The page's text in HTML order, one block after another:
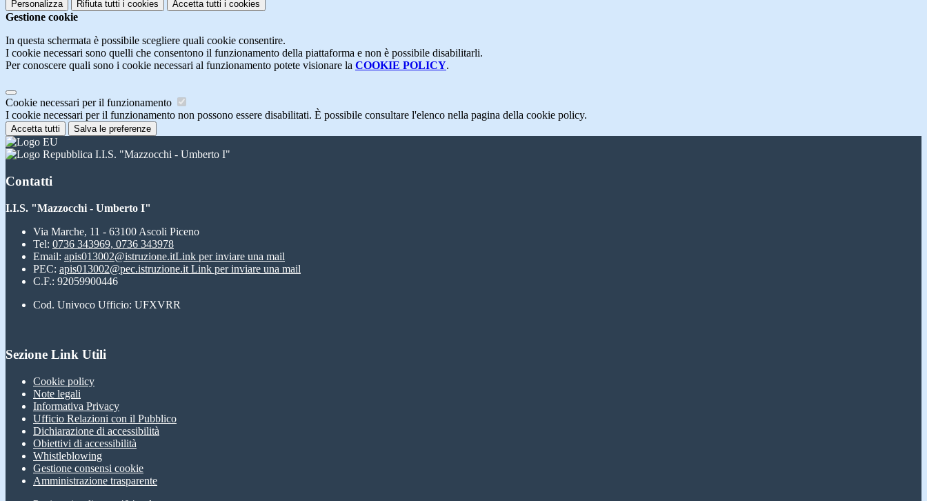
Personalizza Rifiuta tutti i cookies Accetta tutti i cookies
Gestione cookie
In questa schermata è possibile scegliere quali cookie consentire.
I cookie necessari sono quelli che consentono il funzionamento della piattaforma e non è possibile disabilitarli.
Per conoscere quali sono i cookie necessari al funzionamento potete visionare la COOKIE POLICY.
Cookie necessari per il funzionamento
I cookie necessari per il funzionamento non possono essere disabilitati. È possibile consultare l'elenco nella pagina della cookie policy.
Accetta tutti Salva le preferenze
I.I.S. "Mazzocchi - Umberto I"
Contatti
I.I.S. "Mazzocchi - Umberto I"
Via Marche, 11 - 63100 Ascoli Piceno
Tel: 0736 343969, 0736 343978
Email: apis013002@istruzione.itLink per inviare una mail
PEC: apis013002@pec.istruzione.it Link per inviare una mail
C.F.: 92059900446
Cod. Univoco Ufficio: UFXVRR
Sezione Link Utili
Cookie policy
Note legali
Informativa Privacy
Ufficio Relazioni con il Pubblico
Dichiarazione di accessibilità
Obiettivi di accessibilità
Whistleblowing
Gestione consensi cookie
Amministrazione trasparente